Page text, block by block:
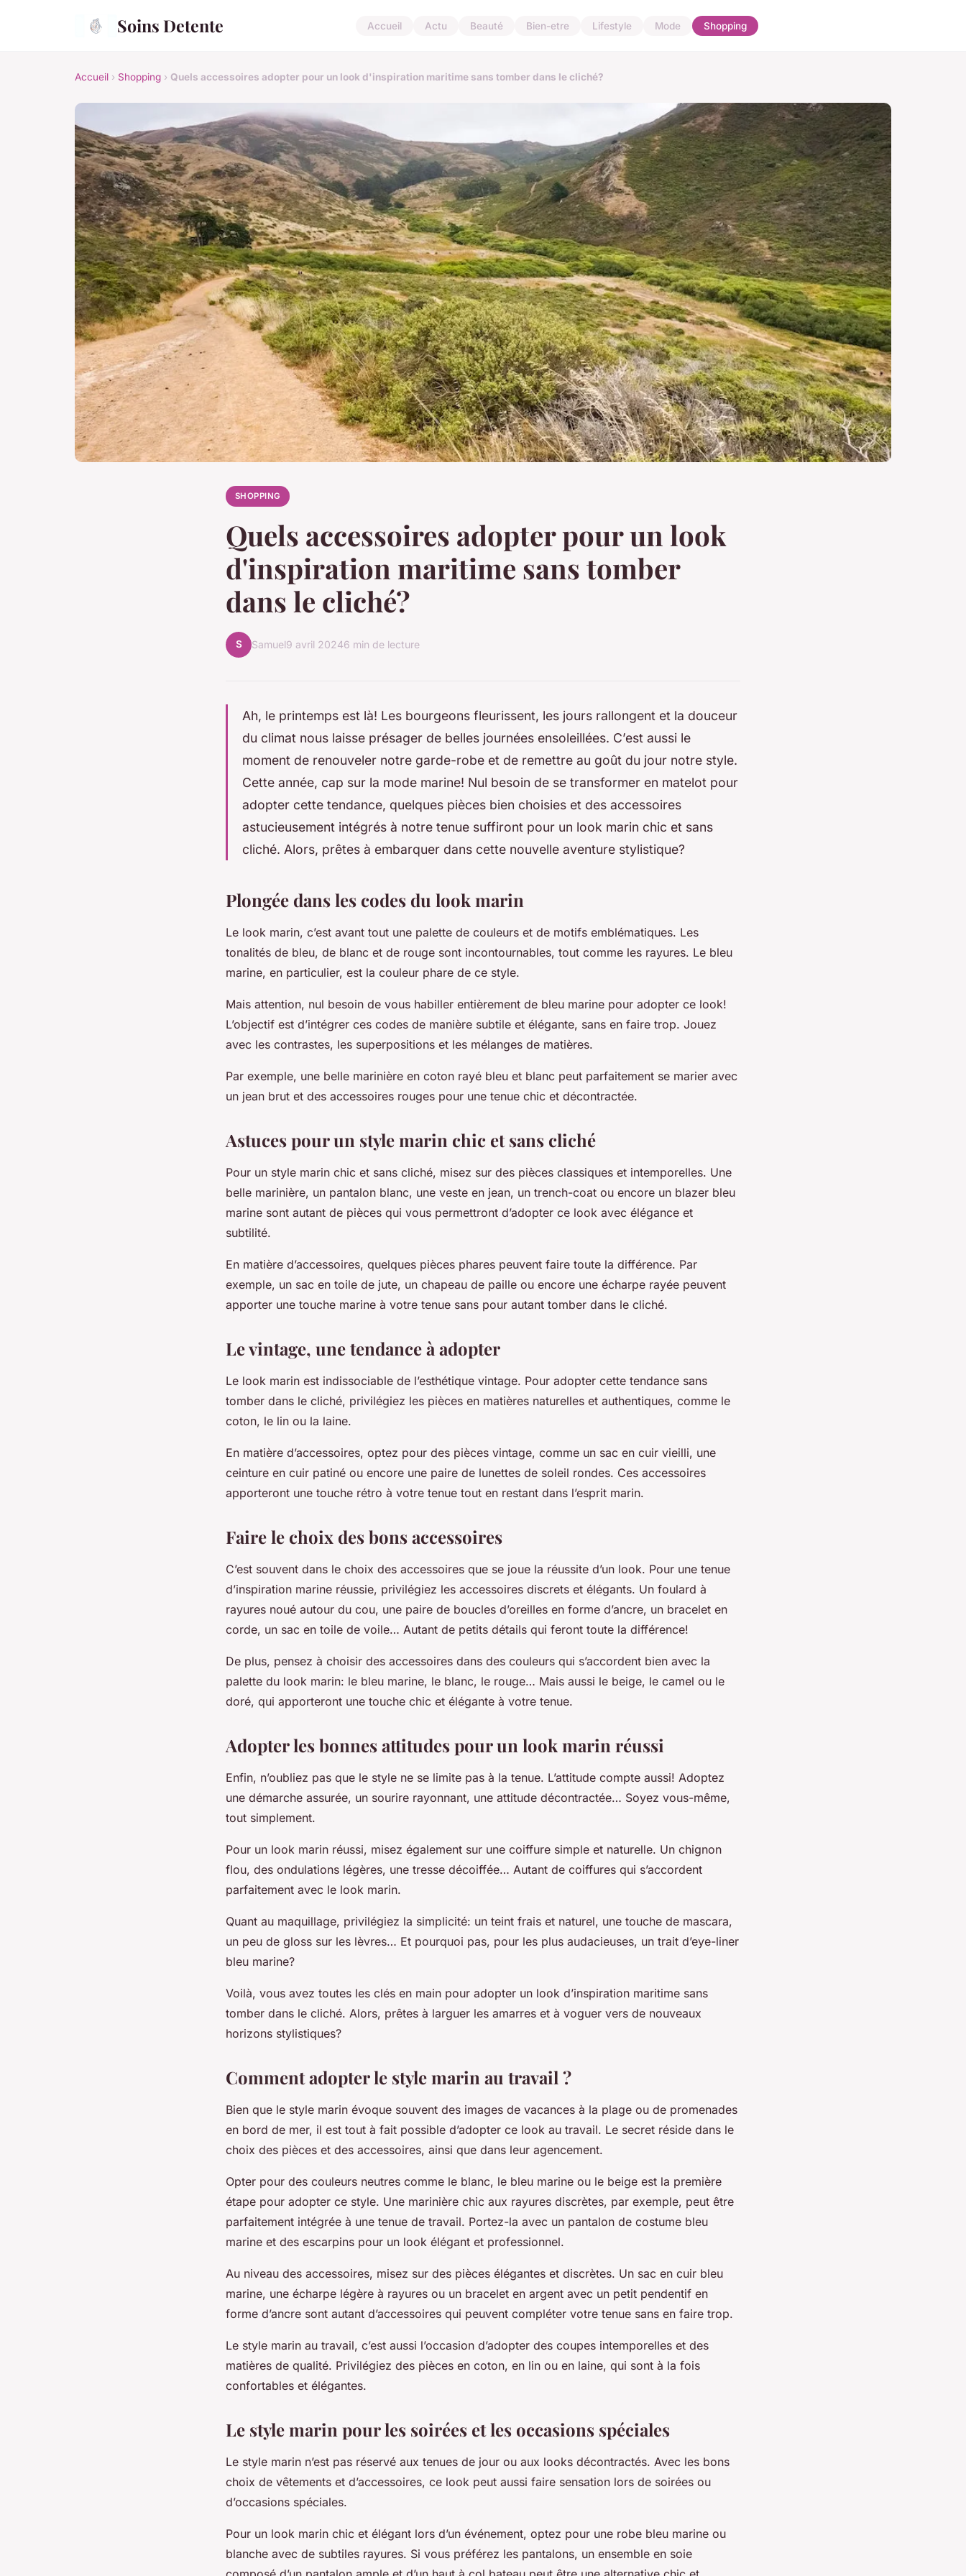
Soins Detente Accueil Actu Beauté Bien-etre Lifestyle Mode Shopping
Accueil › Shopping › Quels accessoires adopter pour un look d'inspiration maritime sans tomber dans le cliché?
SHOPPING
Quels accessoires adopter pour un look
d'inspiration maritime sans tomber
dans le cliché?
S Samuel9 avril 20246 min de lecture
Ah, le printemps est là! Les bourgeons fleurissent, les jours rallongent et la douceur
du climat nous laisse présager de belles journées ensoleillées. C’est aussi le
moment de renouveler notre garde-robe et de remettre au goût du jour notre style.
Cette année, cap sur la mode marine! Nul besoin de se transformer en matelot pour
adopter cette tendance, quelques pièces bien choisies et des accessoires
astucieusement intégrés à notre tenue suffiront pour un look marin chic et sans
cliché. Alors, prêtes à embarquer dans cette nouvelle aventure stylistique?
Plongée dans les codes du look marin
Le look marin, c’est avant tout une palette de couleurs et de motifs emblématiques. Les
tonalités de bleu, de blanc et de rouge sont incontournables, tout comme les rayures. Le bleu
marine, en particulier, est la couleur phare de ce style.
Mais attention, nul besoin de vous habiller entièrement de bleu marine pour adopter ce look!
L’objectif est d’intégrer ces codes de manière subtile et élégante, sans en faire trop. Jouez
avec les contrastes, les superpositions et les mélanges de matières.
Par exemple, une belle marinière en coton rayé bleu et blanc peut parfaitement se marier avec
un jean brut et des accessoires rouges pour une tenue chic et décontractée.
Astuces pour un style marin chic et sans cliché
Pour un style marin chic et sans cliché, misez sur des pièces classiques et intemporelles. Une
belle marinière, un pantalon blanc, une veste en jean, un trench-coat ou encore un blazer bleu
marine sont autant de pièces qui vous permettront d’adopter ce look avec élégance et
subtilité.
En matière d’accessoires, quelques pièces phares peuvent faire toute la différence. Par
exemple, un sac en toile de jute, un chapeau de paille ou encore une écharpe rayée peuvent
apporter une touche marine à votre tenue sans pour autant tomber dans le cliché.
Le vintage, une tendance à adopter
Le look marin est indissociable de l’esthétique vintage. Pour adopter cette tendance sans
tomber dans le cliché, privilégiez les pièces en matières naturelles et authentiques, comme le
coton, le lin ou la laine.
En matière d’accessoires, optez pour des pièces vintage, comme un sac en cuir vieilli, une
ceinture en cuir patiné ou encore une paire de lunettes de soleil rondes. Ces accessoires
apporteront une touche rétro à votre tenue tout en restant dans l’esprit marin.
Faire le choix des bons accessoires
C’est souvent dans le choix des accessoires que se joue la réussite d’un look. Pour une tenue
d’inspiration marine réussie, privilégiez les accessoires discrets et élégants. Un foulard à
rayures noué autour du cou, une paire de boucles d’oreilles en forme d’ancre, un bracelet en
corde, un sac en toile de voile… Autant de petits détails qui feront toute la différence!
De plus, pensez à choisir des accessoires dans des couleurs qui s’accordent bien avec la
palette du look marin: le bleu marine, le blanc, le rouge… Mais aussi le beige, le camel ou le
doré, qui apporteront une touche chic et élégante à votre tenue.
Adopter les bonnes attitudes pour un look marin réussi
Enfin, n’oubliez pas que le style ne se limite pas à la tenue. L’attitude compte aussi! Adoptez
une démarche assurée, un sourire rayonnant, une attitude décontractée… Soyez vous-même,
tout simplement.
Pour un look marin réussi, misez également sur une coiffure simple et naturelle. Un chignon
flou, des ondulations légères, une tresse décoiffée… Autant de coiffures qui s’accordent
parfaitement avec le look marin.
Quant au maquillage, privilégiez la simplicité: un teint frais et naturel, une touche de mascara,
un peu de gloss sur les lèvres… Et pourquoi pas, pour les plus audacieuses, un trait d’eye-liner
bleu marine?
Voilà, vous avez toutes les clés en main pour adopter un look d’inspiration maritime sans
tomber dans le cliché. Alors, prêtes à larguer les amarres et à voguer vers de nouveaux
horizons stylistiques?
Comment adopter le style marin au travail ?
Bien que le style marin évoque souvent des images de vacances à la plage ou de promenades
en bord de mer, il est tout à fait possible d’adopter ce look au travail. Le secret réside dans le
choix des pièces et des accessoires, ainsi que dans leur agencement.
Opter pour des couleurs neutres comme le blanc, le bleu marine ou le beige est la première
étape pour adopter ce style. Une marinière chic aux rayures discrètes, par exemple, peut être
parfaitement intégrée à une tenue de travail. Portez-la avec un pantalon de costume bleu
marine et des escarpins pour un look élégant et professionnel.
Au niveau des accessoires, misez sur des pièces élégantes et discrètes. Un sac en cuir bleu
marine, une écharpe légère à rayures ou un bracelet en argent avec un petit pendentif en
forme d’ancre sont autant d’accessoires qui peuvent compléter votre tenue sans en faire trop.
Le style marin au travail, c’est aussi l’occasion d’adopter des coupes intemporelles et des
matières de qualité. Privilégiez des pièces en coton, en lin ou en laine, qui sont à la fois
confortables et élégantes.
Le style marin pour les soirées et les occasions spéciales
Le style marin n’est pas réservé aux tenues de jour ou aux looks décontractés. Avec les bons
choix de vêtements et d’accessoires, ce look peut aussi faire sensation lors de soirées ou
d’occasions spéciales.
Pour un look marin chic et élégant lors d’un événement, optez pour une robe bleu marine ou
blanche avec de subtiles rayures. Si vous préférez les pantalons, un ensemble en soie